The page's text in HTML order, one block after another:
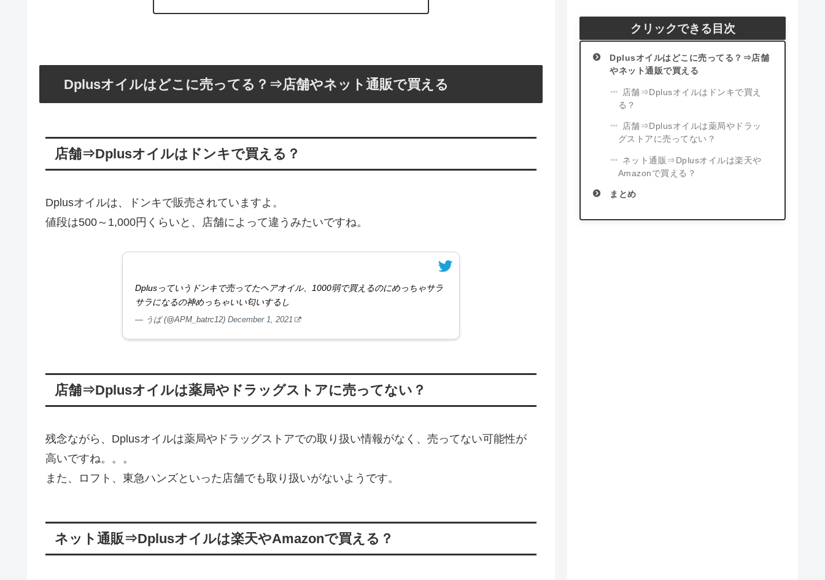
Dplusオイルはどこに売ってる？⇒店舗やネット通販で買える
店舗⇒Dplusオイルはドンキで買える？
Dplusオイルは、ドンキで販売されていますよ。
値段は500～1,000円くらいと、店舗によって違うみたいですね。
Dplusっていうドンキで売ってたヘアオイル、1000弱で買えるのにめっちゃサラ
サラになるの神めっちゃいい匂いするし
— うぱ (@APM_batrc12) December 1, 2021
店舗⇒Dplusオイルは薬局やドラッグストアに売ってない？
残念ながら、Dplusオイルは薬局やドラッグストアでの取り扱い情報がなく、売ってない可能性が
高いですね。。。
また、ロフト、東急ハンズといった店舗でも取り扱いがないようです。
ネット通販⇒Dplusオイルは楽天やAmazonで買える？
クリックできる目次
Dplusオイルはどこに売ってる？⇒店舗
やネット通販で買える
店舗⇒Dplusオイルはドンキで買え
る？
店舗⇒Dplusオイルは薬局やドラッ
グストアに売ってない？
ネット通販⇒Dplusオイルは楽天や
Amazonで買える？
まとめ